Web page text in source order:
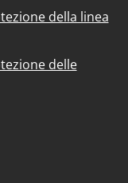
della linea
delle